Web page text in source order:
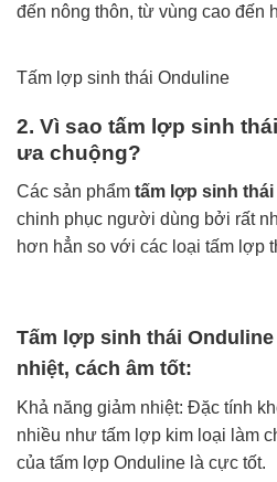
đến nông thôn, từ vùng cao đến
Tấm lợp sinh thái Onduline
2. Vì sao tấm lợp sinh
ưa chuộng?
Các sản phẩm tấm lợp sinh
chinh phục người dùng bởi rất
hơn hẳn so với các loại tấm lợp
Tấm lợp sinh thái
nhiệt, cách âm tốt:
Khả năng giảm nhiệt: Đặc tính
nhiều như tấm lợp kim loại làm
của tấm lợp Onduline là cực tốt.